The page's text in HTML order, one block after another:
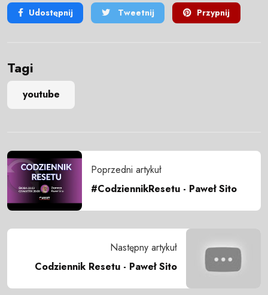
Udostępnij Tweetnij Przypnij
Tagi
youtube
Poprzedni artykuł
#CodziennikResetu - Paweł Sito
Następny artykuł
Codziennik Resetu - Paweł Sito